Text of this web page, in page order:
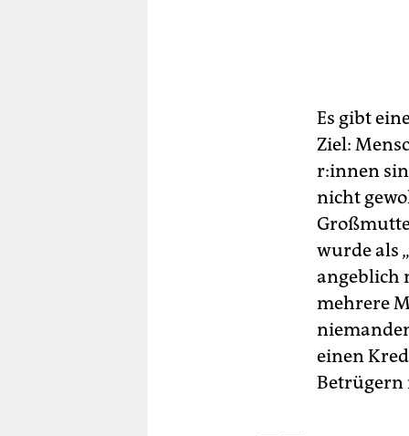
Es gibt
Ziel:
r:in­nen
nicht
wurde als
angeblich
mehrere
einen
Betrügern